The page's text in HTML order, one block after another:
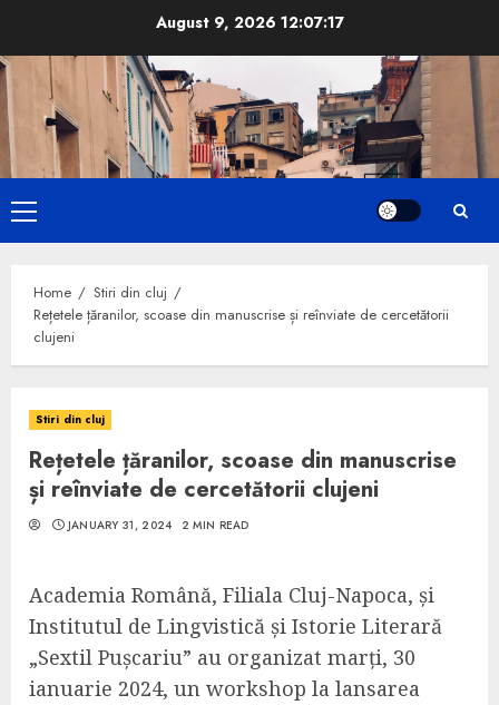
content
August 9, 2026 12:07:18
Primary
Menu
Home
Stiri din cluj
Rețetele țăranilor, scoase din manuscrise și reînviate de cercetătorii
clujeni
Stiri din cluj
Rețetele țăranilor, scoase din manuscrise
și reînviate de cercetătorii clujeni
JANUARY 31, 2024 2 MIN READ
Academia Română, Filiala Cluj-Napoca, și
Institutul de Lingvistică și Istorie Literară
„Sextil Pușcariu” au organizat marți, 30
ianuarie 2024, un workshop la lansarea